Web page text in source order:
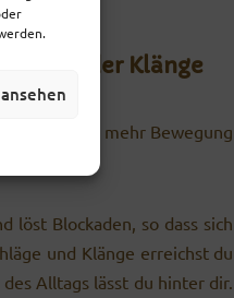
der Klänge
du mehr Bewegung
löst Blockaden, so dass sich
und Klänge erreichst du
Alltags lässt du hinter dir.